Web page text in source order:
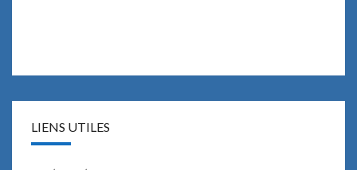
LIENS UTILES